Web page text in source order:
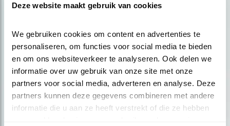
Deze website maakt gebruik van cookies
We gebruiken cookies om content en advertenties te
personaliseren, om functies voor social media te bieden
en om ons websiteverkeer te analyseren. Ook delen we
informatie over uw gebruik van onze site met onze
partners voor social media, adverteren en analyse. Deze
partners kunnen deze gegevens combineren met andere
informatie die u aan ze heeft verstrekt of die ze hebben